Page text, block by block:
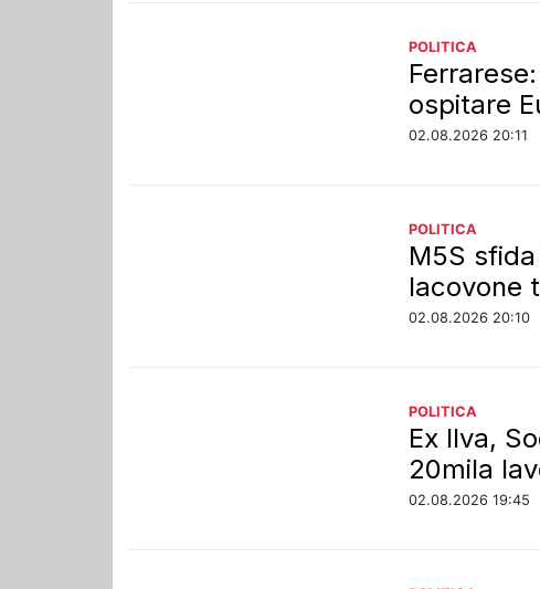
POLITICA
ospitare
02.08.2026 20:11
POLITICA
M5S
Iacovone
02.08.2026 20:10
POLITICA
Ex Ilva,
20mila
02.08.2026 19:45